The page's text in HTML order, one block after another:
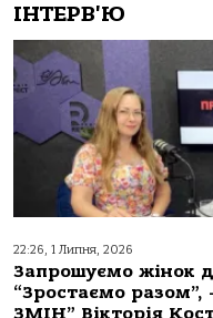
ІНТЕРВ'Ю
22:26, 1 Липня, 2026
Запрошуємо жінок
“Зростаємо разом”,
ЗМІН” Вікторія